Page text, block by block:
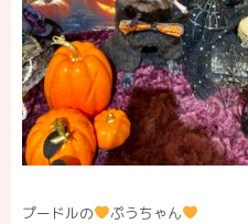
プードルの ぷうちゃん